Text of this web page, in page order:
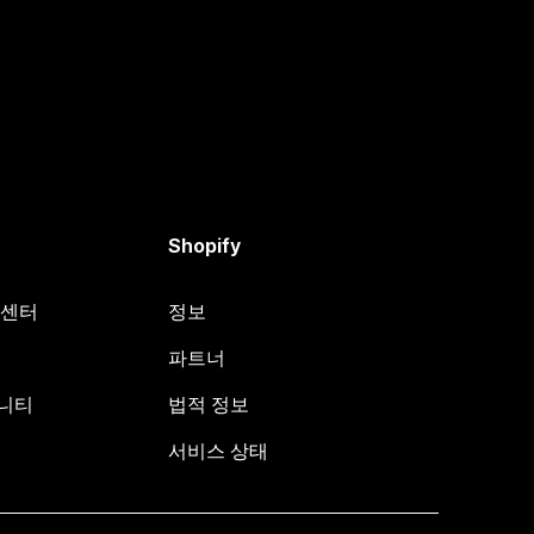
터
티
Shopify
정보
파트너
법적 정보
서비스 상태